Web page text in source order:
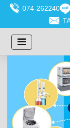
074-262240